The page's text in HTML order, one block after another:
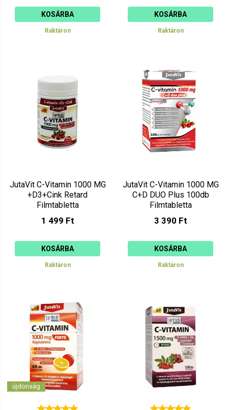
KOSÁRBA
Raktáron
KOSÁRBA
Raktáron
JutaVit C-Vitamin 1000 MG
+D3+Cink Retard
Filmtabletta
Csipkebogyóval 45db
1 499 Ft
KOSÁRBA
Raktáron
JutaVit C-Vitamin 1000 MG
C+D DUO Plus 100db
Filmtabletta
3 390 Ft
KOSÁRBA
Raktáron
újdonság